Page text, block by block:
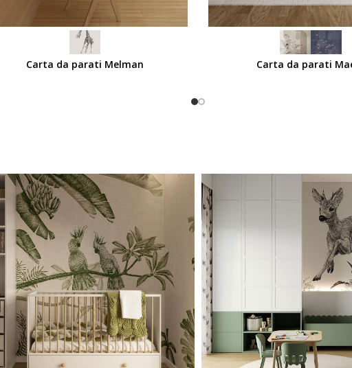
Carta da parati Melman Carta da parati